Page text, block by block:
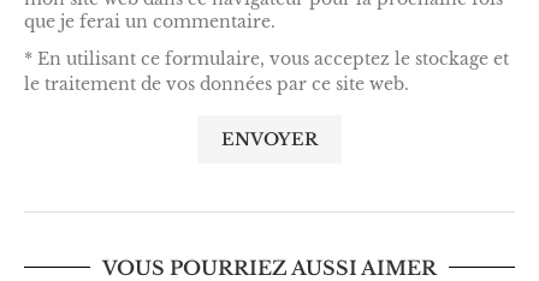
que je ferai un commentaire.
* En utilisant ce formulaire, vous acceptez le stockage et
le traitement de vos données par ce site web.
VOUS POURRIEZ AUSSI AIMER